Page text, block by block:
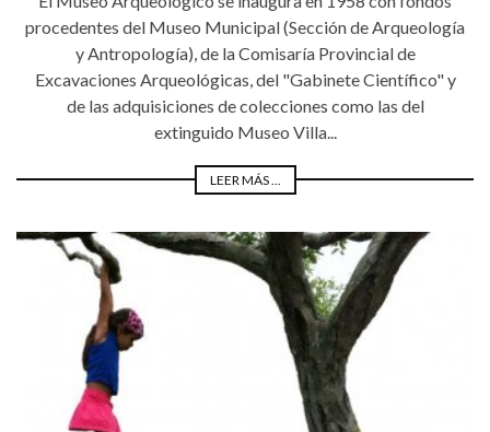
procedentes del Museo Municipal (Sección de Arqueología
y Antropología), de la Comisaría Provincial de
Excavaciones Arqueológicas, del "Gabinete Científico" y
de las adquisiciones de colecciones como las del
extinguido Museo Villa...
LEER MÁS ...